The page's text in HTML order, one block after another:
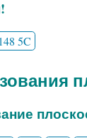
148 5C